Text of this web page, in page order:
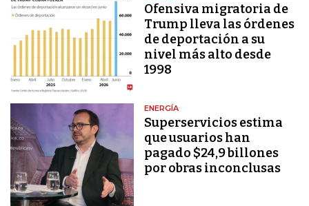
Ofensiva migratoria de
Trump lleva las órdenes
de deportación a su
nivel más alto desde
1998
ENERGÍA
Superservicios estima
que usuarios han
pagado $24,9 billones
por obras inconclusas